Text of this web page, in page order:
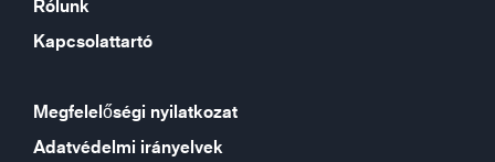
Rólunk
Kapcsolattartó
Megfelelőségi nyilatkozat
Adatvédelmi irányelvek